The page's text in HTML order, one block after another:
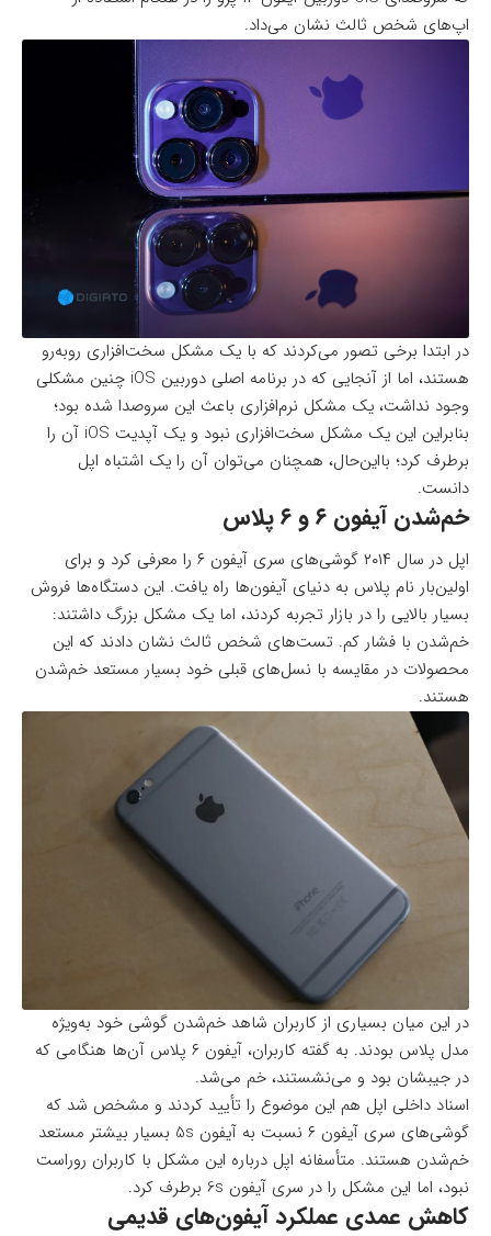
اپ‌های شخص ثالث نشان می‌داد.
در ابتدا برخی تصور می‌کردند که با یک مشکل سخت‌افزاری روبه‌رو
هستند، اما از آنجایی که در برنامه اصلی دوربین iOS چنین مشکلی
وجود نداشت، یک مشکل نرم‌افزاری باعث این سروصدا شده بود؛
بنابراین این یک مشکل سخت‌افزاری نبود و یک آپدیت iOS آن را
برطرف کرد؛ بااین‌حال، همچنان می‌توان آن را یک اشتباه اپل
دانست.
خم‌شدن آیفون ۶ و ۶ پلاس
اپل در سال ۲۰۱۴ گوشی‌های سری آیفون ۶ را معرفی کرد و برای
اولین‌بار نام پلاس به دنیای آیفون‌ها راه یافت. این دستگاه‌ها فروش
بسیار بالایی را در بازار تجربه کردند، اما یک مشکل بزرگ داشتند:
خم‌شدن با فشار کم. تست‌های شخص ثالث نشان دادند که این
محصولات در مقایسه با نسل‌های قبلی خود بسیار مستعد خم‌شدن
هستند.
در این میان بسیاری از کاربران شاهد خم‌شدن گوشی خود به‌ویژه
مدل پلاس بودند. به گفته کاربران، آیفون ۶ پلاس آن‌ها هنگامی که
در جیبشان بود و می‌نشستند، خم می‌شد.
اسناد داخلی اپل هم این موضوع را تأیید کردند و مشخص شد که
گوشی‌های سری آیفون ۶ نسبت به آیفون 5s بسیار بیشتر مستعد
خم‌شدن هستند. متأسفانه اپل درباره این مشکل با کاربران روراست
نبود، اما این مشکل را در سری آیفون 6s برطرف کرد.
کاهش عمدی عملکرد آیفون‌های قدیمی